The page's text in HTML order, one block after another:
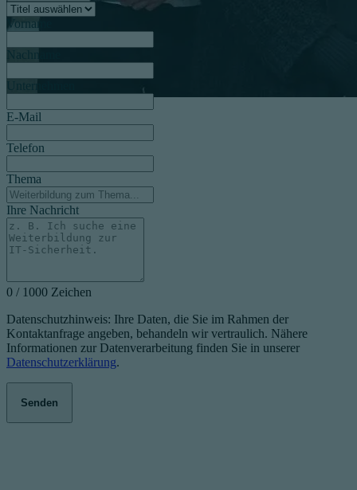
Vorname
E-Mail
Telefon
Thema
Ihre Nachricht
0 / 1000 Zeichen
Datenschutzhinweis: Ihre Daten, die Sie im Rahmen der
Kontaktanfrage angeben, behandeln wir vertraulich. Nähere
Informationen zur Datenverarbeitung finden Sie in unserer
Datenschutzerklärung.
Senden